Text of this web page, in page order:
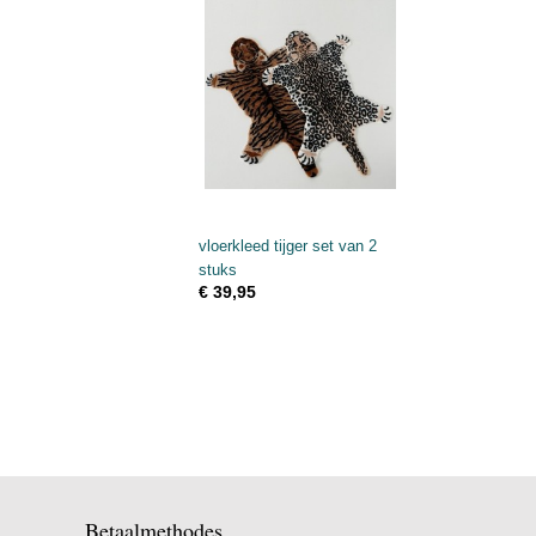
vloerkleed tijger set van 2
stuks
€ 39,95
Betaalmethodes